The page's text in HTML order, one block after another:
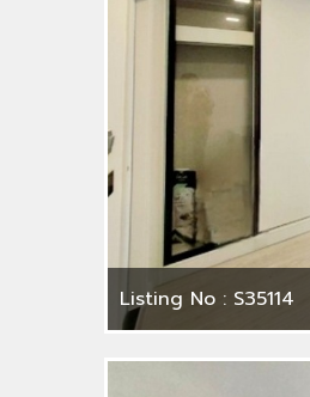
Listing No : S35114